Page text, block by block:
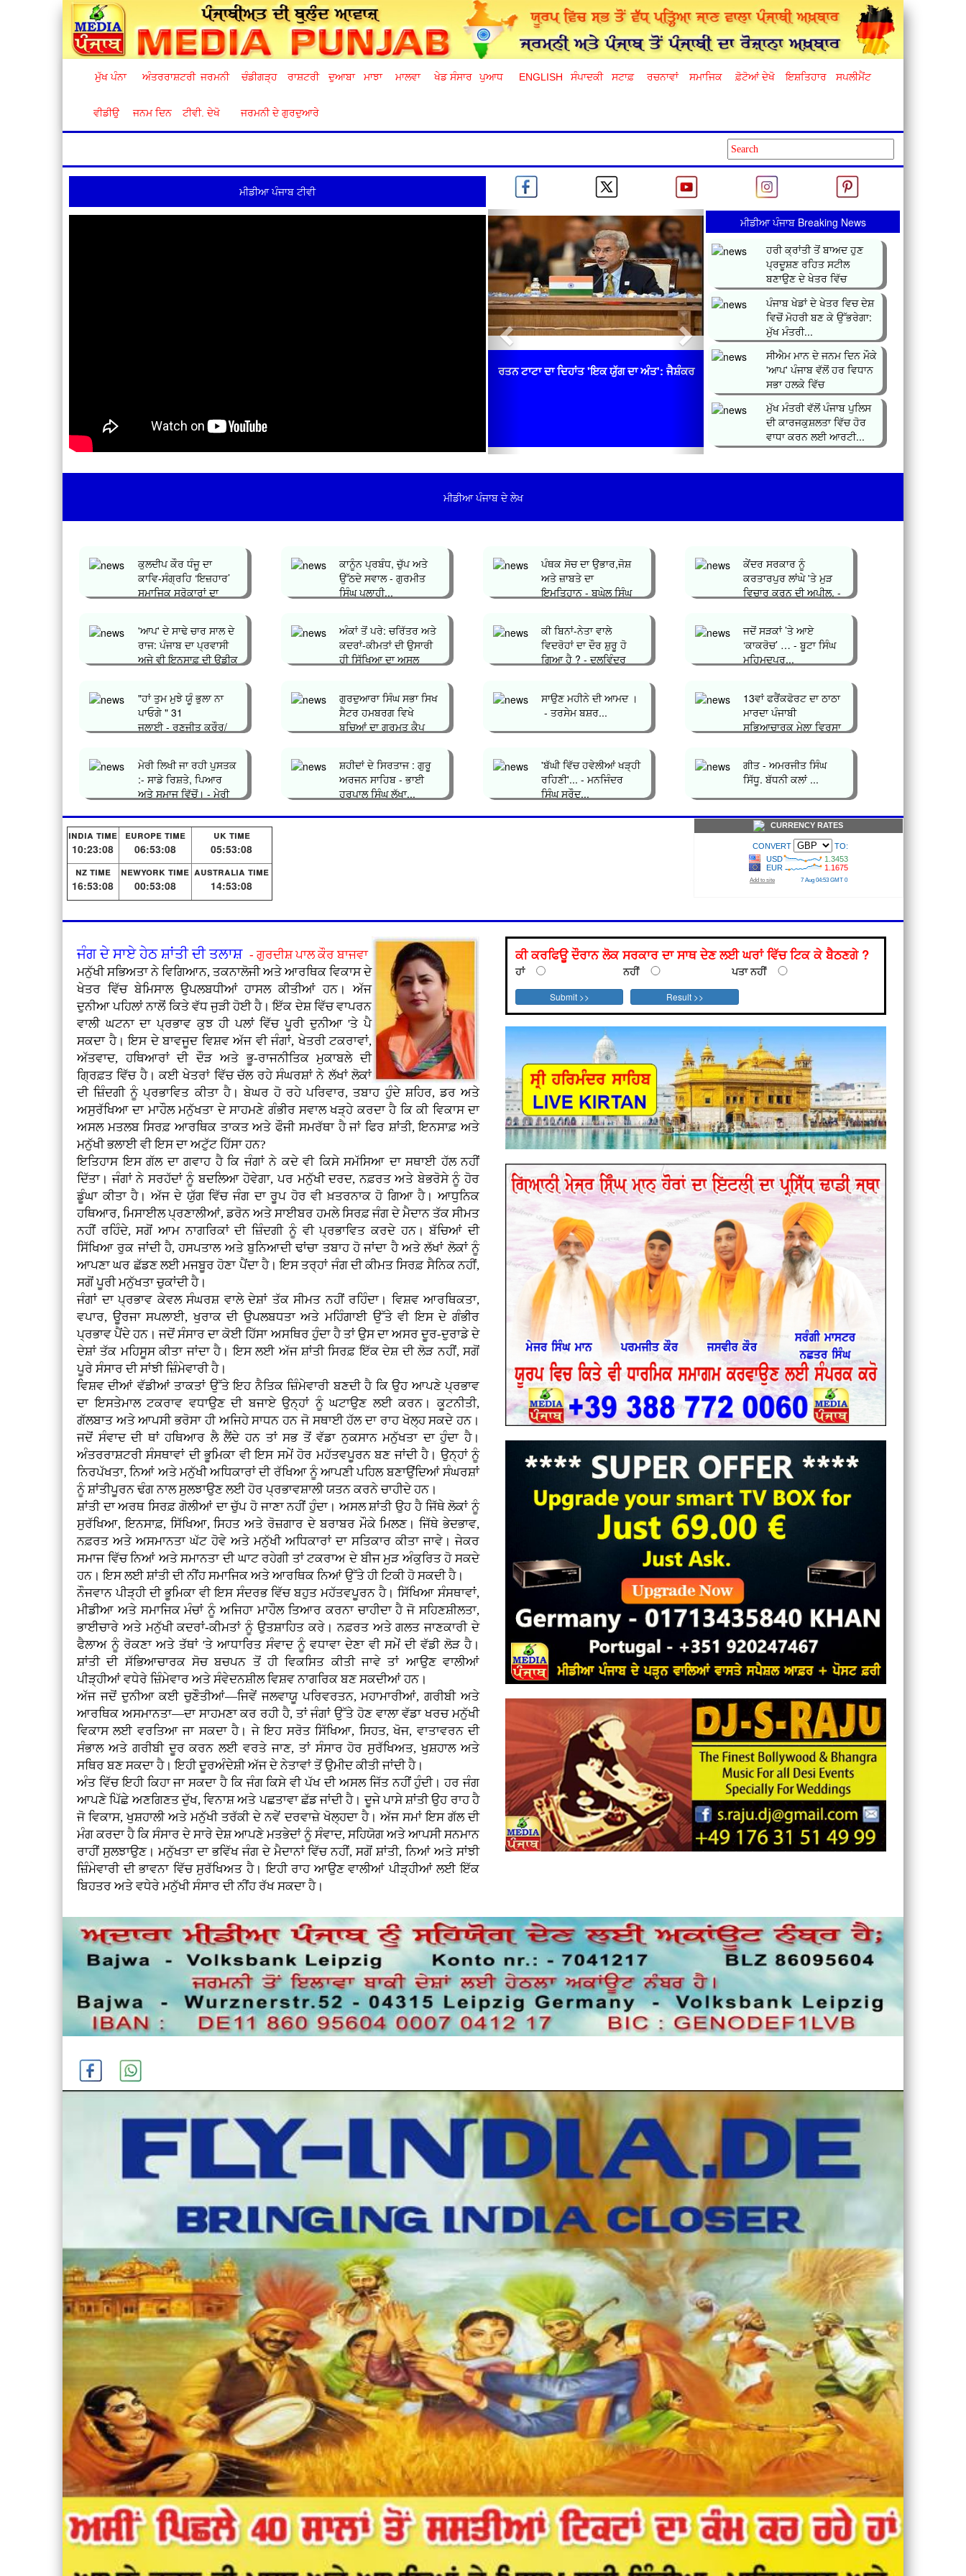
ਮੁੱਖ ਪੰਨਾ ਅੰਤਰਰਾਸ਼ਟਰੀ ਜਰਮਨੀ ਚੰਡੀਗੜ੍ਹ ਰਾਸ਼ਟਰੀ ਦੁਆਬਾ ਮਾਝਾ ਮਾਲਵਾ ਖੇਡ ਸੰਸਾਰ ਪੁਆਧ ENGLISH ਸੰਪਾਦਕੀ ਸਟਾਫ਼ ਰਚਨਾਵਾਂ ਸਮਾਜਿਕ ਫ਼ੋਟੋਆਂ ਦੇਖੋ ਇਸ਼ਤਿਹਾਰ ਸਪਲੀਮੈਂਟ
ਵੀਡੀਉ ਜਨਮ ਦਿਨ ਟੀਵੀ. ਦੇਖੋ ਜਰਮਨੀ ਦੇ ਗੁਰਦੁਆਰੇ
ਮੀਡੀਆ ਪੰਜਾਬ ਟੀਵੀ
ਰਤਨ ਟਾਟਾ ਦਾ ਦਿਹਾਂਤ 'ਇਕ ਯੁੱਗ ਦਾ ਅੰਤ': ਜੈਸ਼ੰਕਰ
Previous Next
ਮੀਡੀਆ ਪੰਜਾਬ Breaking News
ਹਰੀ ਕ੍ਰਾਂਤੀ ਤੋਂ ਬਾਅਦ ਹੁਣ
ਪ੍ਰਦੂਸ਼ਣ ਰਹਿਤ ਸਟੀਲ
ਬਣਾਉਣ ਦੇ ਖੇਤਰ ਵਿੱਚ
ਕ੍ਰਾਂਤ...
ਪੰਜਾਬ ਖੇਡਾਂ ਦੇ ਖੇਤਰ ਵਿਚ ਦੇਸ਼
ਵਿਚੋਂ ਮੋਹਰੀ ਬਣ ਕੇ ਉੱਭਰੇਗਾ:
ਮੁੱਖ ਮੰਤਰੀ...
ਸੀਐਮ ਮਾਨ ਦੇ ਜਨਮ ਦਿਨ ਮੌਕੇ
'ਆਪ' ਪੰਜਾਬ ਵੱਲੋਂ ਹਰ ਵਿਧਾਨ
ਸਭਾ ਹਲਕੇ ਵਿੱਚ
ਲਗਾਇਆ&n...
ਮੁੱਖ ਮੰਤਰੀ ਵੱਲੋਂ ਪੰਜਾਬ ਪੁਲਿਸ
ਦੀ ਕਾਰਜਕੁਸ਼ਲਤਾ ਵਿੱਚ ਹੋਰ
ਵਾਧਾ ਕਰਨ ਲਈ ਆਰਟੀ...
ਮੀਡੀਆ ਪੰਜਾਬ ਦੇ ਲੇਖ
ਕੁਲਦੀਪ ਕੌਰ ਧੰਜੂ ਦਾ
ਕਾਵਿ-ਸੰਗ੍ਰਹਿ ‘ਇਜ਼ਹਾਰ’
ਸਮਾਜਿਕ ਸਰੋਕਾਰਾਂ ਦਾ
ਕਾਨੂੰਨ ਪ੍ਰਬੰਧ, ਚੁੱਪ ਅਤੇ
ਉੱਠਦੇ ਸਵਾਲ - ਗੁਰਮੀਤ
ਸਿੰਘ ਪਲਾਹੀ...
ਪੰਥਕ ਸੋਚ ਦਾ ਉਭਾਰ,ਜੋਸ਼
ਅਤੇ ਜ਼ਾਬਤੇ ਦਾ
ਇਮਤਿਹਾਨ - ਬਘੇਲ ਸਿੰਘ
ਕੇਂਦਰ ਸਰਕਾਰ ਨੂੰ
ਕਰਤਾਰਪੁਰ ਲਾਂਘੇ 'ਤੇ ਮੁੜ
ਵਿਚਾਰ ਕਰਨ ਦੀ ਅਪੀਲ, -
'ਆਪ' ਦੇ ਸਾਢੇ ਚਾਰ ਸਾਲ ਦੇ
ਰਾਜ: ਪੰਜਾਬ ਦਾ ਪ੍ਰਵਾਸੀ
ਅਜੇ ਵੀ ਇਨਸਾਫ਼ ਦੀ ਉਡੀਕ
ਅੰਕਾਂ ਤੋਂ ਪਰੇ: ਚਰਿੱਤਰ ਅਤੇ
ਕਦਰਾਂ-ਕੀਮਤਾਂ ਦੀ ਉਸਾਰੀ
ਹੀ ਸਿੱਖਿਆ ਦਾ ਅਸਲ
ਕੀ ਬਿਨਾਂ-ਨੇਤਾ ਵਾਲੇ
ਵਿਦਰੋਹਾਂ ਦਾ ਦੌਰ ਸ਼ੁਰੂ ਹੋ
ਗਿਆ ਹੈ ? - ਦਲਵਿੰਦਰ
ਜਦੋਂ ਸੜਕਾਂ ’ਤੇ ਆਏ
‘ਕਾਕਰੋਚ’ … - ਬੂਟਾ ਸਿੰਘ
ਮਹਿਮੂਦਪੁਰ...
"ਹਾਂ ਤੁਮ ਮੁਝੇ ਯੂੰ ਭੁਲਾ ਨਾ
ਪਾਓਗੇ " 31
ਜੁਲਾਈ - ਰਣਜੀਤ ਕ੍ਰੌਰ/
ਗੁਰਦੁਆਰਾ ਸਿੰਘ ਸਭਾ ਸਿਖ
ਸੈਟਰ ਹਮਬਰਗ ਵਿਖੇ
ਬਚ‌ਿਆਂ ਦਾ ਗੁਰਮਤ ਕੈਪ
ਸਾਉਣ ਮਹੀਨੇ ਦੀ ਆਮਦ ।
- ਤਰਸੇਮ ਬਸ਼ਰ...
13ਵਾਂ ਫਰੈਂਕਫੋਰਟ ਦਾ ਠਾਠਾ
ਮਾਰਦਾ ਪੰਜਾਬੀ
ਸਭਿਆਚਾਰਕ ਮੇਲਾ ਵਿਰਸਾ
ਮੇਰੀ ਲਿਖੀ ਜਾ ਰਹੀ ਪੁਸਤਕ
:- ਸਾਡੇ ਰਿਸ਼ਤੇ, ਪਿਆਰ
ਅਤੇ ਸਮਾਜ ਵਿੱਚੋਂ। - ਮੇਰੀ
ਸ਼ਹੀਦਾਂ ਦੇ ਸਿਰਤਾਜ : ਗੁਰੂ
ਅਰਜਨ ਸਾਹਿਬ - ਭਾਈ
ਹਰਪਾਲ ਸਿੰਘ ਲੱਖਾ...
'ਬੱਘੀ ਵਿੱਚ ਹਵੇਲੀਆਂ ਖੜ੍ਹੀ
ਰਹਿਣੀ'... - ਮਨਜਿੰਦਰ
ਸਿੰਘ ਸਰੌਦ...
ਗੀਤ - ਅਮਰਜੀਤ ਸਿੰਘ
ਸਿੱਧੂ. ਬੱਧਨੀ ਕਲਾਂ ...
india time
10:23:08
europe time
06:53:08
uk time
05:53:08
nz time
16:53:08
newyork time
00:53:08
australia time
14:53:08
CURRENCY RATES
ਜੰਗ ਦੇ ਸਾਏ ਹੇਠ ਸ਼ਾਂਤੀ ਦੀ ਤਲਾਸ਼ - ਗੁਰਦੀਸ਼ ਪਾਲ ਕੌਰ ਬਾਜਵਾ
ਮਨੁੱਖੀ ਸਭਿਅਤਾ ਨੇ ਵਿਗਿਆਨ, ਤਕਨਾਲੋਜੀ ਅਤੇ ਆਰਥਿਕ ਵਿਕਾਸ ਦੇ
ਖੇਤਰ ਵਿੱਚ ਬੇਮਿਸਾਲ ਉਪਲਬਧੀਆਂ ਹਾਸਲ ਕੀਤੀਆਂ ਹਨ। ਅੱਜ
ਦੁਨੀਆ ਪਹਿਲਾਂ ਨਾਲੋਂ ਕਿਤੇ ਵੱਧ ਜੁੜੀ ਹੋਈ ਹੈ। ਇੱਕ ਦੇਸ਼ ਵਿੱਚ ਵਾਪਰਨ
ਵਾਲੀ ਘਟਨਾ ਦਾ ਪ੍ਰਭਾਵ ਕੁਝ ਹੀ ਪਲਾਂ ਵਿੱਚ ਪੂਰੀ ਦੁਨੀਆ 'ਤੇ ਪੈ
ਸਕਦਾ ਹੈ। ਇਸ ਦੇ ਬਾਵਜੂਦ ਵਿਸ਼ਵ ਅੱਜ ਵੀ ਜੰਗਾਂ, ਖੇਤਰੀ ਟਕਰਾਵਾਂ,
ਅੱਤਵਾਦ, ਹਥਿਆਰਾਂ ਦੀ ਦੌੜ ਅਤੇ ਭੂ-ਰਾਜਨੀਤਿਕ ਮੁਕਾਬਲੇ ਦੀ
ਗ੍ਰਿਫ਼ਤ ਵਿੱਚ ਹੈ। ਕਈ ਖੇਤਰਾਂ ਵਿੱਚ ਚੱਲ ਰਹੇ ਸੰਘਰਸ਼ਾਂ ਨੇ ਲੱਖਾਂ ਲੋਕਾਂ
ਦੀ ਜ਼ਿੰਦਗੀ ਨੂੰ ਪ੍ਰਭਾਵਿਤ ਕੀਤਾ ਹੈ। ਬੇਘਰ ਹੋ ਰਹੇ ਪਰਿਵਾਰ, ਤਬਾਹ ਹੁੰਦੇ ਸ਼ਹਿਰ, ਡਰ ਅਤੇ
ਅਸੁਰੱਖਿਆ ਦਾ ਮਾਹੌਲ ਮਨੁੱਖਤਾ ਦੇ ਸਾਹਮਣੇ ਗੰਭੀਰ ਸਵਾਲ ਖੜ੍ਹੇ ਕਰਦਾ ਹੈ ਕਿ ਕੀ ਵਿਕਾਸ ਦਾ
ਅਸਲ ਮਤਲਬ ਸਿਰਫ਼ ਆਰਥਿਕ ਤਾਕਤ ਅਤੇ ਫੌਜੀ ਸਮਰੱਥਾ ਹੈ ਜਾਂ ਫਿਰ ਸ਼ਾਂਤੀ, ਇਨਸਾਫ਼ ਅਤੇ
ਮਨੁੱਖੀ ਭਲਾਈ ਵੀ ਇਸ ਦਾ ਅਟੁੱਟ ਹਿੱਸਾ ਹਨ?
ਇਤਿਹਾਸ ਇਸ ਗੱਲ ਦਾ ਗਵਾਹ ਹੈ ਕਿ ਜੰਗਾਂ ਨੇ ਕਦੇ ਵੀ ਕਿਸੇ ਸਮੱਸਿਆ ਦਾ ਸਥਾਈ ਹੱਲ ਨਹੀਂ
ਦਿੱਤਾ। ਜੰਗਾਂ ਨੇ ਸਰਹੱਦਾਂ ਨੂੰ ਬਦਲਿਆ ਹੋਵੇਗਾ, ਪਰ ਮਨੁੱਖੀ ਦਰਦ, ਨਫ਼ਰਤ ਅਤੇ ਬੇਭਰੋਸੇ ਨੂੰ ਹੋਰ
ਡੂੰਘਾ ਕੀਤਾ ਹੈ। ਅੱਜ ਦੇ ਯੁੱਗ ਵਿੱਚ ਜੰਗ ਦਾ ਰੂਪ ਹੋਰ ਵੀ ਖ਼ਤਰਨਾਕ ਹੋ ਗਿਆ ਹੈ। ਆਧੁਨਿਕ
ਹਥਿਆਰ, ਮਿਸਾਈਲ ਪ੍ਰਣਾਲੀਆਂ, ਡਰੋਨ ਅਤੇ ਸਾਈਬਰ ਹਮਲੇ ਸਿਰਫ਼ ਜੰਗ ਦੇ ਮੈਦਾਨ ਤੱਕ ਸੀਮਤ
ਨਹੀਂ ਰਹਿੰਦੇ, ਸਗੋਂ ਆਮ ਨਾਗਰਿਕਾਂ ਦੀ ਜ਼ਿੰਦਗੀ ਨੂੰ ਵੀ ਪ੍ਰਭਾਵਿਤ ਕਰਦੇ ਹਨ। ਬੱਚਿਆਂ ਦੀ
ਸਿੱਖਿਆ ਰੁਕ ਜਾਂਦੀ ਹੈ, ਹਸਪਤਾਲ ਅਤੇ ਬੁਨਿਆਦੀ ਢਾਂਚਾ ਤਬਾਹ ਹੋ ਜਾਂਦਾ ਹੈ ਅਤੇ ਲੱਖਾਂ ਲੋਕਾਂ ਨੂੰ
ਆਪਣਾ ਘਰ ਛੱਡਣ ਲਈ ਮਜਬੂਰ ਹੋਣਾ ਪੈਂਦਾ ਹੈ। ਇਸ ਤਰ੍ਹਾਂ ਜੰਗ ਦੀ ਕੀਮਤ ਸਿਰਫ਼ ਸੈਨਿਕ ਨਹੀਂ,
ਸਗੋਂ ਪੂਰੀ ਮਨੁੱਖਤਾ ਚੁਕਾਂਦੀ ਹੈ।
ਜੰਗਾਂ ਦਾ ਪ੍ਰਭਾਵ ਕੇਵਲ ਸੰਘਰਸ਼ ਵਾਲੇ ਦੇਸ਼ਾਂ ਤੱਕ ਸੀਮਤ ਨਹੀਂ ਰਹਿੰਦਾ। ਵਿਸ਼ਵ ਆਰਥਿਕਤਾ,
ਵਪਾਰ, ਊਰਜਾ ਸਪਲਾਈ, ਖੁਰਾਕ ਦੀ ਉਪਲਬਧਤਾ ਅਤੇ ਮਹਿੰਗਾਈ ਉੱਤੇ ਵੀ ਇਸ ਦੇ ਗੰਭੀਰ
ਪ੍ਰਭਾਵ ਪੈਂਦੇ ਹਨ। ਜਦੋਂ ਸੰਸਾਰ ਦਾ ਕੋਈ ਹਿੱਸਾ ਅਸਥਿਰ ਹੁੰਦਾ ਹੈ ਤਾਂ ਉਸ ਦਾ ਅਸਰ ਦੂਰ-ਦੁਰਾਡੇ ਦੇ
ਦੇਸ਼ਾਂ ਤੱਕ ਮਹਿਸੂਸ ਕੀਤਾ ਜਾਂਦਾ ਹੈ। ਇਸ ਲਈ ਅੱਜ ਸ਼ਾਂਤੀ ਸਿਰਫ਼ ਇੱਕ ਦੇਸ਼ ਦੀ ਲੋੜ ਨਹੀਂ, ਸਗੋਂ
ਪੂਰੇ ਸੰਸਾਰ ਦੀ ਸਾਂਝੀ ਜ਼ਿੰਮੇਵਾਰੀ ਹੈ।
ਵਿਸ਼ਵ ਦੀਆਂ ਵੱਡੀਆਂ ਤਾਕਤਾਂ ਉੱਤੇ ਇਹ ਨੈਤਿਕ ਜ਼ਿੰਮੇਵਾਰੀ ਬਣਦੀ ਹੈ ਕਿ ਉਹ ਆਪਣੇ ਪ੍ਰਭਾਵ
ਦਾ ਇਸਤੇਮਾਲ ਟਕਰਾਵ ਵਧਾਉਣ ਦੀ ਬਜਾਏ ਉਨ੍ਹਾਂ ਨੂੰ ਘਟਾਉਣ ਲਈ ਕਰਨ। ਕੂਟਨੀਤੀ,
ਗੱਲਬਾਤ ਅਤੇ ਆਪਸੀ ਭਰੋਸਾ ਹੀ ਅਜਿਹੇ ਸਾਧਨ ਹਨ ਜੋ ਸਥਾਈ ਹੱਲ ਦਾ ਰਾਹ ਖੋਲ੍ਹ ਸਕਦੇ ਹਨ।
ਜਦੋਂ ਸੰਵਾਦ ਦੀ ਥਾਂ ਹਥਿਆਰ ਲੈ ਲੈਂਦੇ ਹਨ ਤਾਂ ਸਭ ਤੋਂ ਵੱਡਾ ਨੁਕਸਾਨ ਮਨੁੱਖਤਾ ਦਾ ਹੁੰਦਾ ਹੈ।
ਅੰਤਰਰਾਸ਼ਟਰੀ ਸੰਸਥਾਵਾਂ ਦੀ ਭੂਮਿਕਾ ਵੀ ਇਸ ਸਮੇਂ ਹੋਰ ਮਹੱਤਵਪੂਰਨ ਬਣ ਜਾਂਦੀ ਹੈ। ਉਨ੍ਹਾਂ ਨੂੰ
ਨਿਰਪੱਖਤਾ, ਨਿਆਂ ਅਤੇ ਮਨੁੱਖੀ ਅਧਿਕਾਰਾਂ ਦੀ ਰੱਖਿਆ ਨੂੰ ਆਪਣੀ ਪਹਿਲ ਬਣਾਉਂਦਿਆਂ ਸੰਘਰਸ਼ਾਂ
ਨੂੰ ਸ਼ਾਂਤੀਪੂਰਨ ਢੰਗ ਨਾਲ ਸੁਲਝਾਉਣ ਲਈ ਹੋਰ ਪ੍ਰਭਾਵਸ਼ਾਲੀ ਯਤਨ ਕਰਨੇ ਚਾਹੀਦੇ ਹਨ।
ਸ਼ਾਂਤੀ ਦਾ ਅਰਥ ਸਿਰਫ਼ ਗੋਲੀਆਂ ਦਾ ਚੁੱਪ ਹੋ ਜਾਣਾ ਨਹੀਂ ਹੁੰਦਾ। ਅਸਲ ਸ਼ਾਂਤੀ ਉਹ ਹੈ ਜਿੱਥੇ ਲੋਕਾਂ ਨੂੰ
ਸੁਰੱਖਿਆ, ਇਨਸਾਫ਼, ਸਿੱਖਿਆ, ਸਿਹਤ ਅਤੇ ਰੋਜ਼ਗਾਰ ਦੇ ਬਰਾਬਰ ਮੌਕੇ ਮਿਲਣ। ਜਿੱਥੇ ਭੇਦਭਾਵ,
ਨਫ਼ਰਤ ਅਤੇ ਅਸਮਾਨਤਾ ਘੱਟ ਹੋਵੇ ਅਤੇ ਮਨੁੱਖੀ ਅਧਿਕਾਰਾਂ ਦਾ ਸਤਿਕਾਰ ਕੀਤਾ ਜਾਵੇ। ਜੇਕਰ
ਸਮਾਜ ਵਿੱਚ ਨਿਆਂ ਅਤੇ ਸਮਾਨਤਾ ਦੀ ਘਾਟ ਰਹੇਗੀ ਤਾਂ ਟਕਰਾਅ ਦੇ ਬੀਜ ਮੁੜ ਅੰਕੁਰਿਤ ਹੋ ਸਕਦੇ
ਹਨ। ਇਸ ਲਈ ਸ਼ਾਂਤੀ ਦੀ ਨੀਂਹ ਸਮਾਜਿਕ ਅਤੇ ਆਰਥਿਕ ਨਿਆਂ ਉੱਤੇ ਹੀ ਟਿਕੀ ਹੋ ਸਕਦੀ ਹੈ।
ਨੌਜਵਾਨ ਪੀੜ੍ਹੀ ਦੀ ਭੂਮਿਕਾ ਵੀ ਇਸ ਸੰਦਰਭ ਵਿੱਚ ਬਹੁਤ ਮਹੱਤਵਪੂਰਨ ਹੈ। ਸਿੱਖਿਆ ਸੰਸਥਾਵਾਂ,
ਮੀਡੀਆ ਅਤੇ ਸਮਾਜਿਕ ਮੰਚਾਂ ਨੂੰ ਅਜਿਹਾ ਮਾਹੌਲ ਤਿਆਰ ਕਰਨਾ ਚਾਹੀਦਾ ਹੈ ਜੋ ਸਹਿਣਸ਼ੀਲਤਾ,
ਭਾਈਚਾਰੇ ਅਤੇ ਮਨੁੱਖੀ ਕਦਰਾਂ-ਕੀਮਤਾਂ ਨੂੰ ਉਤਸ਼ਾਹਿਤ ਕਰੇ। ਨਫ਼ਰਤ ਅਤੇ ਗਲਤ ਜਾਣਕਾਰੀ ਦੇ
ਫੈਲਾਅ ਨੂੰ ਰੋਕਣਾ ਅਤੇ ਤੱਥਾਂ 'ਤੇ ਆਧਾਰਿਤ ਸੰਵਾਦ ਨੂੰ ਵਧਾਵਾ ਦੇਣਾ ਵੀ ਸਮੇਂ ਦੀ ਵੱਡੀ ਲੋੜ ਹੈ।
ਸ਼ਾਂਤੀ ਦੀ ਸੱਭਿਆਚਾਰਕ ਸੋਚ ਬਚਪਨ ਤੋਂ ਹੀ ਵਿਕਸਿਤ ਕੀਤੀ ਜਾਵੇ ਤਾਂ ਆਉਣ ਵਾਲੀਆਂ
ਪੀੜ੍ਹੀਆਂ ਵਧੇਰੇ ਜ਼ਿੰਮੇਵਾਰ ਅਤੇ ਸੰਵੇਦਨਸ਼ੀਲ ਵਿਸ਼ਵ ਨਾਗਰਿਕ ਬਣ ਸਕਦੀਆਂ ਹਨ।
ਅੱਜ ਜਦੋਂ ਦੁਨੀਆ ਕਈ ਚੁਣੌਤੀਆਂ—ਜਿਵੇਂ ਜਲਵਾਯੂ ਪਰਿਵਰਤਨ, ਮਹਾਮਾਰੀਆਂ, ਗਰੀਬੀ ਅਤੇ
ਆਰਥਿਕ ਅਸਮਾਨਤਾ—ਦਾ ਸਾਹਮਣਾ ਕਰ ਰਹੀ ਹੈ, ਤਾਂ ਜੰਗਾਂ ਉੱਤੇ ਹੋਣ ਵਾਲਾ ਵੱਡਾ ਖਰਚ ਮਨੁੱਖੀ
ਵਿਕਾਸ ਲਈ ਵਰਤਿਆ ਜਾ ਸਕਦਾ ਹੈ। ਜੇ ਇਹ ਸਰੋਤ ਸਿੱਖਿਆ, ਸਿਹਤ, ਖੋਜ, ਵਾਤਾਵਰਨ ਦੀ
ਸੰਭਾਲ ਅਤੇ ਗਰੀਬੀ ਦੂਰ ਕਰਨ ਲਈ ਵਰਤੇ ਜਾਣ, ਤਾਂ ਸੰਸਾਰ ਹੋਰ ਸੁਰੱਖਿਅਤ, ਖੁਸ਼ਹਾਲ ਅਤੇ
ਸਥਿਰ ਬਣ ਸਕਦਾ ਹੈ। ਇਹੀ ਦੂਰਅੰਦੇਸ਼ੀ ਅੱਜ ਦੇ ਨੇਤਾਵਾਂ ਤੋਂ ਉਮੀਦ ਕੀਤੀ ਜਾਂਦੀ ਹੈ।
ਅੰਤ ਵਿੱਚ ਇਹੀ ਕਿਹਾ ਜਾ ਸਕਦਾ ਹੈ ਕਿ ਜੰਗ ਕਿਸੇ ਵੀ ਪੱਖ ਦੀ ਅਸਲ ਜਿੱਤ ਨਹੀਂ ਹੁੰਦੀ। ਹਰ ਜੰਗ
ਆਪਣੇ ਪਿੱਛੇ ਅਣਗਿਣਤ ਦੁੱਖ, ਵਿਨਾਸ਼ ਅਤੇ ਪਛਤਾਵਾ ਛੱਡ ਜਾਂਦੀ ਹੈ। ਦੂਜੇ ਪਾਸੇ ਸ਼ਾਂਤੀ ਉਹ ਰਾਹ ਹੈ
ਜੋ ਵਿਕਾਸ, ਖੁਸ਼ਹਾਲੀ ਅਤੇ ਮਨੁੱਖੀ ਤਰੱਕੀ ਦੇ ਨਵੇਂ ਦਰਵਾਜ਼ੇ ਖੋਲ੍ਹਦਾ ਹੈ। ਅੱਜ ਸਮਾਂ ਇਸ ਗੱਲ ਦੀ
ਮੰਗ ਕਰਦਾ ਹੈ ਕਿ ਸੰਸਾਰ ਦੇ ਸਾਰੇ ਦੇਸ਼ ਆਪਣੇ ਮਤਭੇਦਾਂ ਨੂੰ ਸੰਵਾਦ, ਸਹਿਯੋਗ ਅਤੇ ਆਪਸੀ ਸਨਮਾਨ
ਰਾਹੀਂ ਸੁਲਝਾਉਣ। ਮਨੁੱਖਤਾ ਦਾ ਭਵਿੱਖ ਜੰਗ ਦੇ ਮੈਦਾਨਾਂ ਵਿੱਚ ਨਹੀਂ, ਸਗੋਂ ਸ਼ਾਂਤੀ, ਨਿਆਂ ਅਤੇ ਸਾਂਝੀ
ਜ਼ਿੰਮੇਵਾਰੀ ਦੀ ਭਾਵਨਾ ਵਿੱਚ ਸੁਰੱਖਿਅਤ ਹੈ। ਇਹੀ ਰਾਹ ਆਉਣ ਵਾਲੀਆਂ ਪੀੜ੍ਹੀਆਂ ਲਈ ਇੱਕ
ਬਿਹਤਰ ਅਤੇ ਵਧੇਰੇ ਮਨੁੱਖੀ ਸੰਸਾਰ ਦੀ ਨੀਂਹ ਰੱਖ ਸਕਦਾ ਹੈ।
ਕੀ ਕਰਫਿਊ ਦੌਰਾਨ ਲੋਕ ਸਰਕਾਰ ਦਾ ਸਾਥ ਦੇਣ ਲਈ ਘਰਾਂ ਵਿੱਚ ਟਿਕ ਕੇ ਬੈਠਣਗੇ ?
ਹਾਂ ਨਹੀਂ ਪਤਾ ਨਹੀਂ